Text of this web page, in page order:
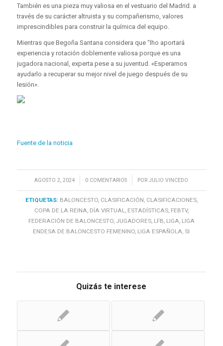
También es una pieza muy valiosa en el vestuario del Madrid. a
través de su carácter altruista y su compañerismo, valores
imprescindibles para construir la química del equipo.
Mientras que Begoña Santana considera que “Iho aportará
experiencia y rotación doblemente valiosa porque es una
jugadora nacional, experta pese a su juventud. «Esperamos
ayudarlo a recuperar su mejor nivel de juego después de su
lesión».
Fuente de la noticia
AGOSTO 2, 2024
/ 0 COMENTARIOS
/ PORJULIO VINCEDO
ETIQUETAS: BALONCESTO, CLASIFICACIÓN, CLASIFICACIONES,
COPA DE LA REINA, DÍA VIRTUAL, ESTADÍSTICAS, FEBTV,
FEDERACIÓN DE BALONCESTO, JUGADORES, LFB, LIGA, LIGA
ENDESA DE BALONCESTO FEMENINO, LIGA ESPAÑOLA, SI
Quizás te interese